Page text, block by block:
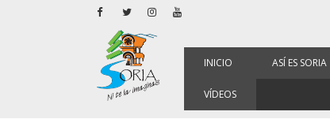
INICIO ASÍ ES SORIA
VÍDEOS